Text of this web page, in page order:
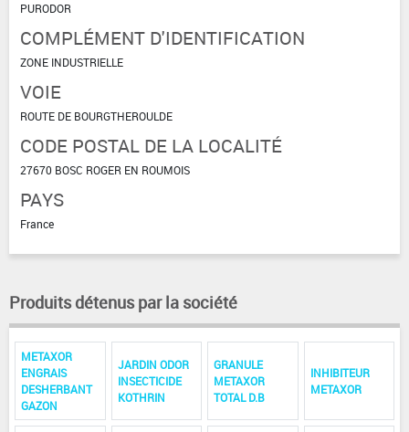
PURODOR
COMPLÉMENT D'IDENTIFICATION
ZONE INDUSTRIELLE
VOIE
ROUTE DE BOURGTHEROULDE
CODE POSTAL DE LA LOCALITÉ
27670 BOSC ROGER EN ROUMOIS
PAYS
France
Produits détenus par la société
METAXOR
ENGRAIS
DESHERBANT
GAZON
JARDIN ODOR
INSECTICIDE
KOTHRIN
GRANULE
METAXOR
TOTAL D.B
INHIBITEUR
METAXOR